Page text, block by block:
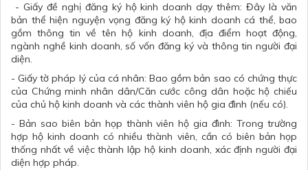
- Giấy đề nghị đăng ký hộ kinh doanh dạy thêm: Đây là văn
bản thể hiện nguyện vọng đăng ký hộ kinh doanh cá thể, bao
gồm thông tin về tên hộ kinh doanh, địa điểm hoạt động,
ngành nghề kinh doanh, số vốn đăng ký và thông tin người đại
diện.
- Giấy tờ pháp lý của cá nhân: Bao gồm bản sao có chứng thực
của Chứng minh nhân dân/Căn cước công dân hoặc hộ chiếu
của chủ hộ kinh doanh và các thành viên hộ gia đình (nếu có).
- Bản sao biên bản họp thành viên hộ gia đình: Trong trường
hợp hộ kinh doanh có nhiều thành viên, cần có biên bản họp
thống nhất về việc thành lập hộ kinh doanh, xác định người đại
diện hợp pháp.